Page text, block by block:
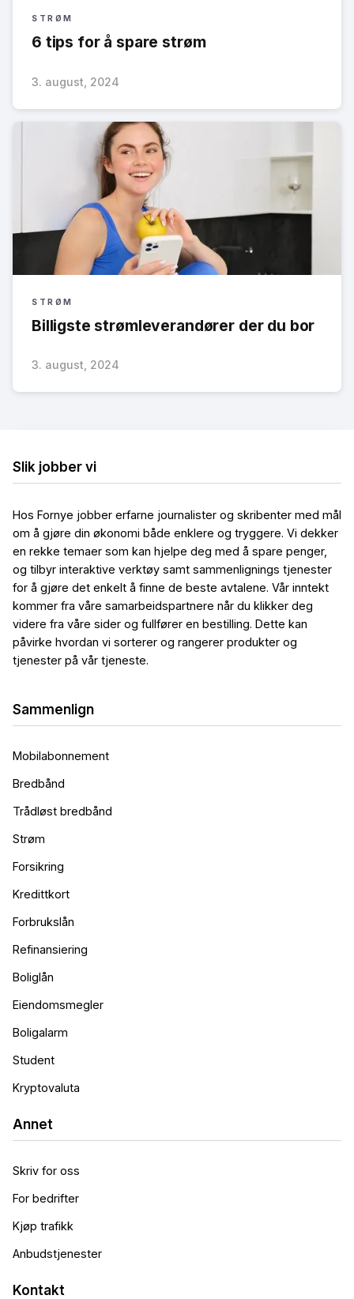
STRØM
6 tips for å spare strøm
3. august, 2024
STRØM
Billigste strømleverandører der du bor
3. august, 2024
Slik jobber vi
Hos Fornye jobber erfarne journalister og skribenter med mål
om å gjøre din økonomi både enklere og tryggere. Vi dekker
en rekke temaer som kan hjelpe deg med å spare penger,
og tilbyr interaktive verktøy samt sammenlignings tjenester
for å gjøre det enkelt å finne de beste avtalene. Vår inntekt
kommer fra våre samarbeidspartnere når du klikker deg
videre fra våre sider og fullfører en bestilling. Dette kan
påvirke hvordan vi sorterer og rangerer produkter og
tjenester på vår tjeneste.
Sammenlign
Mobilabonnement
Bredbånd
Trådløst bredbånd
Strøm
Forsikring
Kredittkort
Forbrukslån
Refinansiering
Boliglån
Eiendomsmegler
Boligalarm
Student
Kryptovaluta
Annet
Skriv for oss
For bedrifter
Kjøp trafikk
Anbudstjenester
Kontakt